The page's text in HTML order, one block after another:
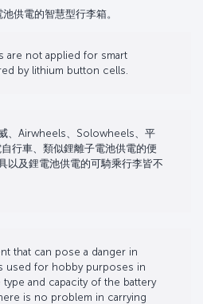
供電的智慧型行李箱。
are not applied for smart
by lithium button cells.
、Airwheels、Solowheels、平
行車、類似鋰離子電池供電的便
以及鋰電池供電的可騎乘行李皆不
that can pose a danger in
used for hobby purposes in
and capacity of the battery
is no problem in carrying